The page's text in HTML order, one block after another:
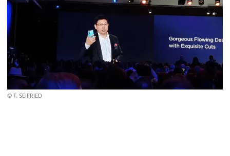
© T. SEIFRIED